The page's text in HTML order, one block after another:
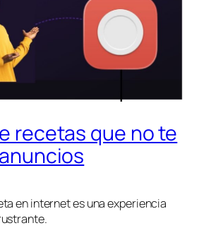
recetas que no te
en internet es una experiencia